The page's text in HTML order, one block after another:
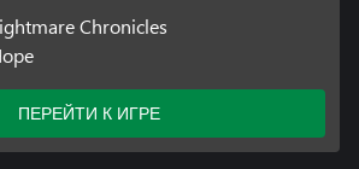
Chronicles
ПЕРЕЙТИ К ИГРЕ